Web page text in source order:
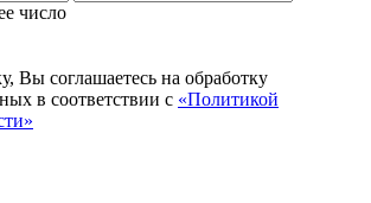
число
Вы соглашаетесь на обработку
в соответствии с «Политикой